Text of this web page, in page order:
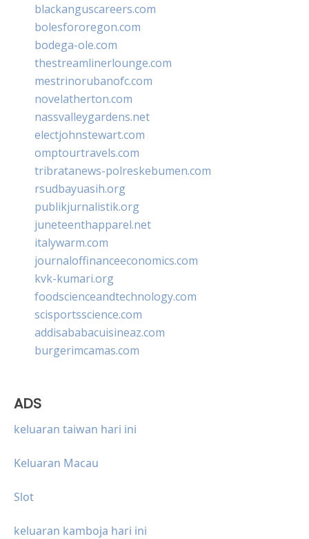
blackanguscareers.com
bolesfororegon.com
bodega-ole.com
thestreamlinerlounge.com
mestrinorubanofc.com
novelatherton.com
nassvalleygardens.net
electjohnstewart.com
omptourtravels.com
tribratanews-polreskebumen.com
rsudbayuasih.org
publikjurnalistik.org
juneteenthapparel.net
italywarm.com
journaloffinanceeconomics.com
kvk-kumari.org
foodscienceandtechnology.com
scisportsscience.com
addisababacuisineaz.com
burgerimcamas.com
ADS
keluaran taiwan hari ini
Keluaran Macau
Slot
keluaran kamboja hari ini